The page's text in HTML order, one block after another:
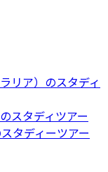
リア）のスタディ
スタディツアー
タディーツアー